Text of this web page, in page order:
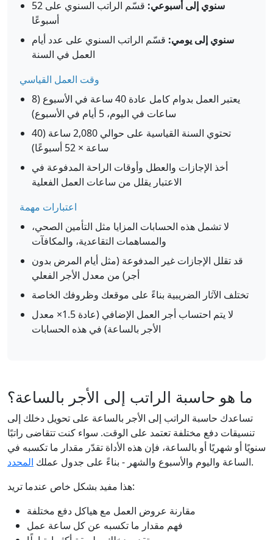
سنوي إلى أسبوعي:
قسّم الراتب السنوي على 52
أسبوعًا
سنوي إلى يومي: قسّم الراتب السنوي على عدد أيام
العمل في السنة
وقت العمل القياسي
يعتبر العمل بدوام كامل عادة 40 ساعة في الأسبوع (8
ساعات في اليوم، 5 أيام في الأسبوع)
تحتوي السنة القياسية على حوالي 2,080 ساعة (40
ساعة × 52 أسبوعًا)
أخذ الإجازات والعطل وأوقات الراحة المدفوعة في
الاعتبار يقلل من ساعات العمل الفعلية
اعتبارات مهمة
لا تشمل هذه الحسابات المزايا مثل التأمين الصحي،
والمساهمات التقاعدية، والمكافآت
قد تقلل الإجازات غير المدفوعة (مثل أيام المرض بدون
أجر) من معدل الأجر الفعلي
تختلف الآثار الضريبية بناءً على موقعك وظروفك الخاصة
لا يتم احتساب أجر العمل الإضافي (عادة 1.5× معدل
الأجر بالساعة) في هذه الحسابات
ما هو حاسبة الراتب إلى الأجر بالساعة؟
تساعدك حاسبة الراتب إلى الأجر بالساعة على تحويل دخلك إلى
تنسيقات دفع مختلفة تعتمد على الوقت. سواء كنت تتقاضى راتبًا
سنويًا أو شهريًا أو بالساعة، فإن هذه الأداة تقدّر مقدار ما تكسبه في
الساعة واليوم والأسبوع والشهر - بناءً على جدول عملك المحدد
.
هذا مفيد بشكل خاص عندما تريد:
مقارنة عروض العمل مع هياكل دفع مختلفة
فهم مقدار ما تكسبه عن كل ساعة عمل